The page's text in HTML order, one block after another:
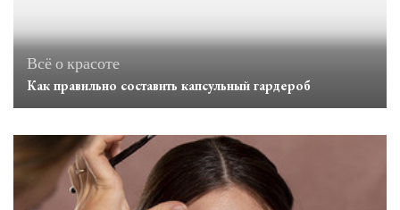
Всё о красоте
Как правильно составить капсульный гардероб